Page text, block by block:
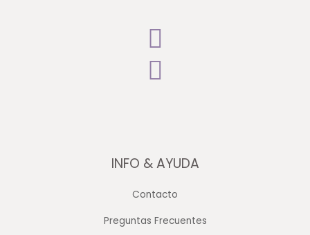
INFO & AYUDA
Contacto
Preguntas Frecuentes